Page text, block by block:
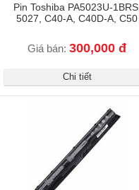
Pin Toshiba PA5023U-1BRS,
5027, C40-A, C40D-A, C50
Giá bán: 300,000 đ
Chi tiết